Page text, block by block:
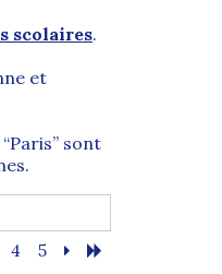
scolaires.
et
sont
4 5